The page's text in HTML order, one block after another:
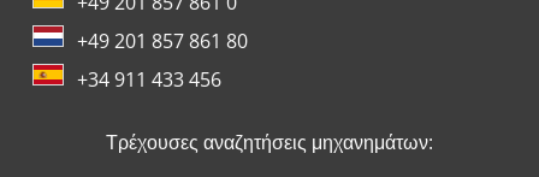
+49 201 857 861 80
+34 911 433 456
Τρέχουσες αναζητήσεις μηχανημάτων: